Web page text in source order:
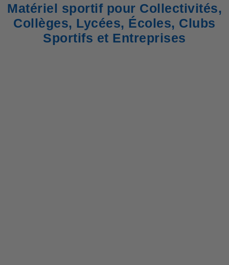
Matériel sportif pour Collectivités,
Collèges, Lycées, Écoles, Clubs
Sportifs et Entreprises